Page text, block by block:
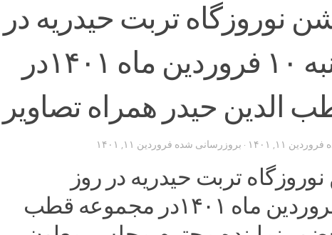
نوروزگاه تربت حیدریه در
روز چهارشنبه ۱۰ فروردین ماه ۱۴۰۱در
الدین حیدر همراه تصاویر
فروردین ۱۱, ۱۴۰۱ · بروزرسانی شده فروردین ۱۱, ۱۴۰۱
تربت حیدریه در روز
چهارشنبه ۱۰ فروردین ماه ۱۴۰۱در مجموعه قطب